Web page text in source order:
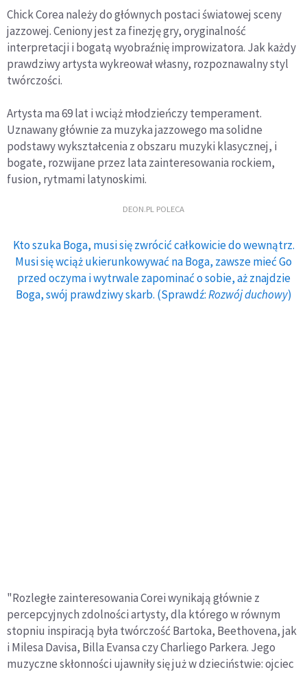
Chick Corea należy do głównych postaci światowej sceny
jazzowej. Ceniony jest za finezję gry, oryginalność
interpretacji i bogatą wyobraźnię improwizatora. Jak każdy
prawdziwy artysta wykreował własny, rozpoznawalny styl
twórczości.
Artysta ma 69 lat i wciąż młodzieńczy temperament.
Uznawany głównie za muzyka jazzowego ma solidne
podstawy wykształcenia z obszaru muzyki klasycznej, i
bogate, rozwijane przez lata zainteresowania rockiem,
fusion, rytmami latynoskimi.
DEON.PL POLECA
Kto szuka Boga, musi się zwrócić całkowicie do wewnątrz.
Musi się wciąż ukierunkowywać na Boga, zawsze mieć Go
przed oczyma i wytrwale zapominać o sobie, aż znajdzie
Boga, swój prawdziwy skarb. (Sprawdź:Rozwój duchowy)
"Rozległe zainteresowania Corei wynikają głównie z
percepcyjnych zdolności artysty, dla którego w równym
stopniu inspiracją była twórczość Bartoka, Beethovena, jak
i Milesa Davisa, Billa Evansa czy Charliego Parkera. Jego
muzyczne skłonności ujawniły się już w dzieciństwie: ojciec